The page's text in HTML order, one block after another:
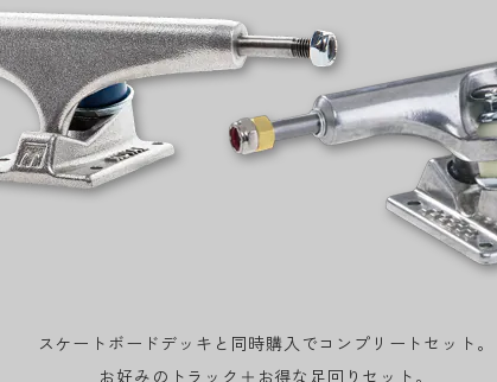
スケートボードデッキと同時購入でコンプリートセット。
お好みのトラック＋お得な足回りセット。